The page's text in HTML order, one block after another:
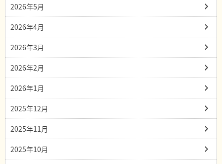
2026年5月
2026年4月
2026年3月
2026年2月
2026年1月
2025年12月
2025年11月
2025年10月